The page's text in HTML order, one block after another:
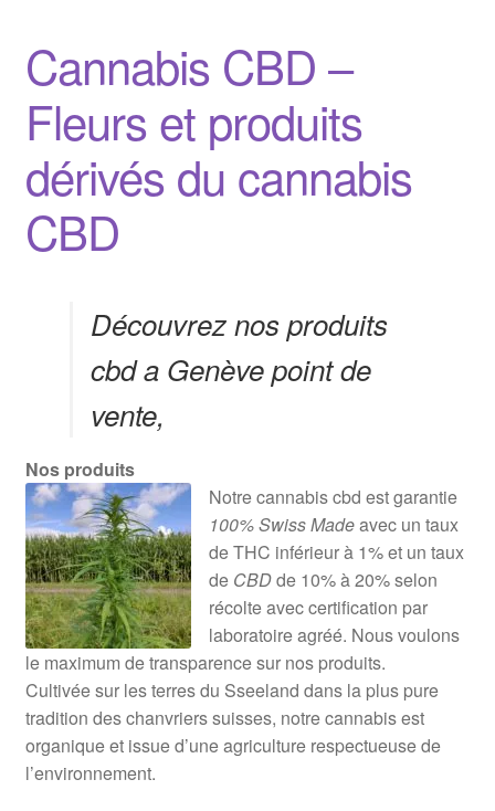
Cannabis CBD –
Fleurs et produits
dérivés du cannabis
CBD
Découvrez nos produits
cbd a Genève point de
vente,
Nos produits
Notre cannabis cbd est garantie
100% Swiss Madeavec un taux
de THC inférieur à 1% et un taux
deCBDde 10% à 20% selon
récolte avec certification par
laboratoire agréé. Nous voulons
le maximum de transparence sur nos produits.
Cultivée sur les terres du Sseeland dans la plus pure
tradition des chanvriers suisses, notre cannabis est
organique et issue d’une agriculture respectueuse de
l’environnement.